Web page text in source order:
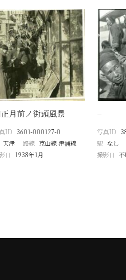
月前ノ街頭風景
ID 3601-000127-0
天津 路線 京山線 津浦線
日
1938年1月
−
写真ID
駅 なし
撮影日